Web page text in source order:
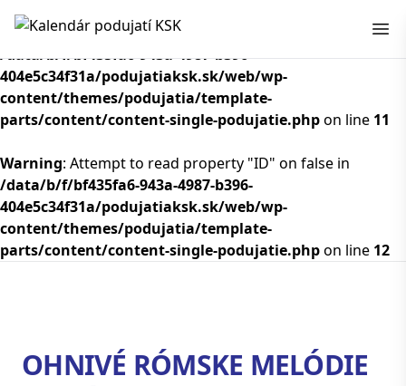
Kalendár podujatí KSK
Warning: Attempt to read property "ID" on false in
/data/b/f/bf435fa6-943a-4987-b396-
404e5c34f31a/podujatiaksk.sk/web/wp-
content/themes/podujatia/template-
parts/content/content-single-podujatie.phpon line 11
Warning: Attempt to read property "ID" on false in
/data/b/f/bf435fa6-943a-4987-b396-
404e5c34f31a/podujatiaksk.sk/web/wp-
content/themes/podujatia/template-
parts/content/content-single-podujatie.phpon line 12
OHNIVÉ RÓMSKE MELÓDIE